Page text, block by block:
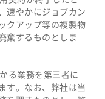
速やかにジョブカン
クアップ等の複製物
棄するものとしま
る業務を第三者に
す。なお、弊社は当